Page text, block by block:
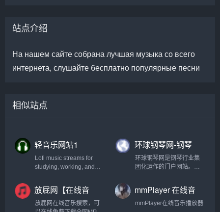
站点介绍
На нашем сайте собрана лучшая музыка со всего
интернета, слушайте бесплатно популярные песни
相似站点
轻音乐网站1
Lofi music streams for
studying, working, and
环球钢琴网-钢琴
曲-钢琴谱-钢琴入
门-钢琴考级
环球钢琴网是钢琴行业集
团化运作的门户网站。网
源，并且每天以100+的数
量持续更新，能够做到有
曲可听、有谱可查，成为
放屁网【在线音
乐】
放屁网在线音乐搜索，可
mmPlayer 在线音
乐播放器
mmPlayer在线音乐播放器